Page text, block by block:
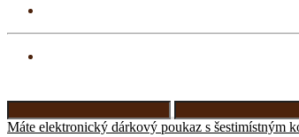
Máte elektronický dárkový poukaz s šestimístným